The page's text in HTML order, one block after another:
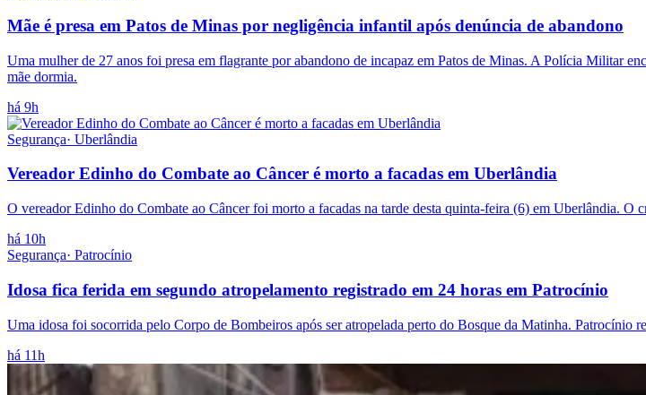
Mãe é presa em Patos de Minas por negligência infantil após denúncia de abandono
Uma mulher de 27 anos foi presa em flagrante por abandono de incapaz em Patos de Minas. A Polícia Militar
mãe dormia.
há 9h
Segurança· Uberlândia
Vereador Edinho do Combate ao Câncer é morto a facadas em Uberlândia
O vereador Edinho do Combate ao Câncer foi morto a facadas na tarde desta quinta-feira (6) em Uberlândia. O
há 10h
Segurança· Patrocínio
Idosa fica ferida em segundo atropelamento registrado em 24 horas em Patrocínio
Uma idosa foi socorrida pelo Corpo de Bombeiros após ser atropelada perto do Bosque da Matinha. Patrocínio
há 11h